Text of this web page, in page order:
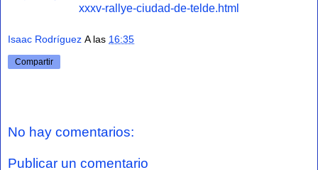
xxxv-rallye-ciudad-de-telde.html
Isaac Rodríguez A las 16:35
Compartir
No hay comentarios:
Publicar un comentario